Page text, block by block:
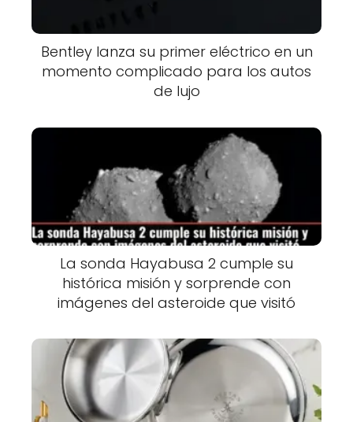
Bentley lanza su primer eléctrico en un
momento complicado para los autos
de lujo
La sonda Hayabusa 2 cumple su
histórica misión y sorprende con
imágenes del asteroide que visitó